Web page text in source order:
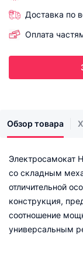
Доставка по
Оплата
Обзор товара
Электросамокат
со складным
отличительной
конструкция,
соотношение
универсальным